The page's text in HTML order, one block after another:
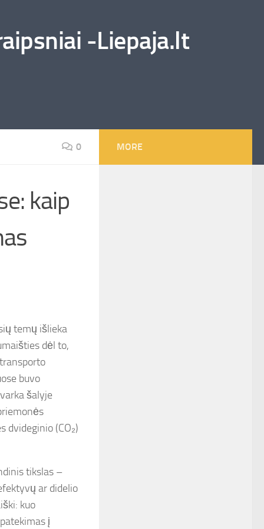
-Liepaja.lt
0
kaip
temų išlieka
dėl to,
buvo
šalyje
dvideginio (CO₂)
tikslas –
ar didelio
kuo
į
MORE